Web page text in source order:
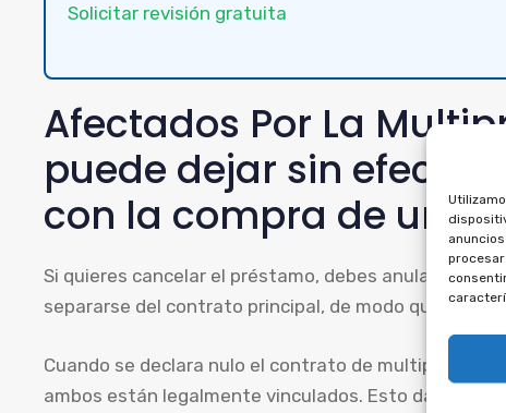
Solicitar revisión gratuita
Afectados Por La
puede dejar sin efecto
con la compra de una
Si quieres cancelar el préstamo, debes anular el
separarse del contrato principal, de modo que no
Cuando se declara nulo el contrato de
ambos están legalmente vinculados. Esto da